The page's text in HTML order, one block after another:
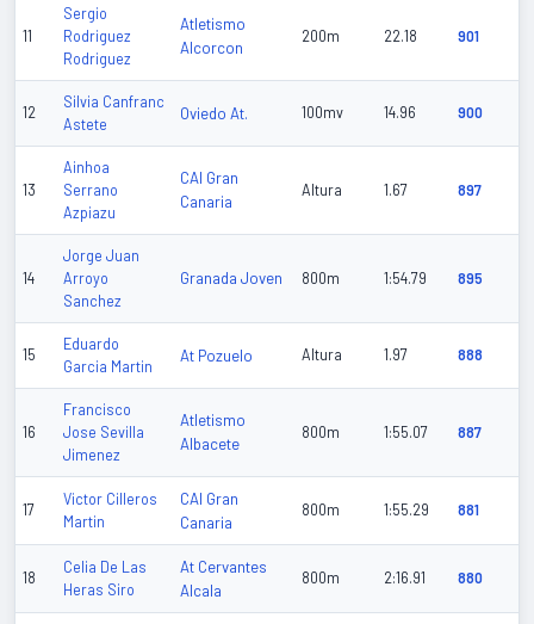
11
Sergio
Rodriguez
Rodriguez
Atletismo
Alcorcon
200m 22.18 901
12
Silvia Canfranc
Astete
Oviedo At. 100mv 14.96 900
13
Ainhoa
Serrano
Azpiazu
CAI Gran
Canaria
Altura 1.67 897
14
Jorge Juan
Arroyo
Sanchez
Granada Joven 800m 1:54.79 895
15
Eduardo
Garcia Martin
At Pozuelo Altura 1.97 888
16
Francisco
Jose Sevilla
Jimenez
Atletismo
Albacete
800m 1:55.07 887
17
Victor Cilleros
Martin
CAI Gran
Canaria
800m 1:55.29 881
18
Celia De Las
Heras Siro
At Cervantes
Alcala
800m 2:16.91 880